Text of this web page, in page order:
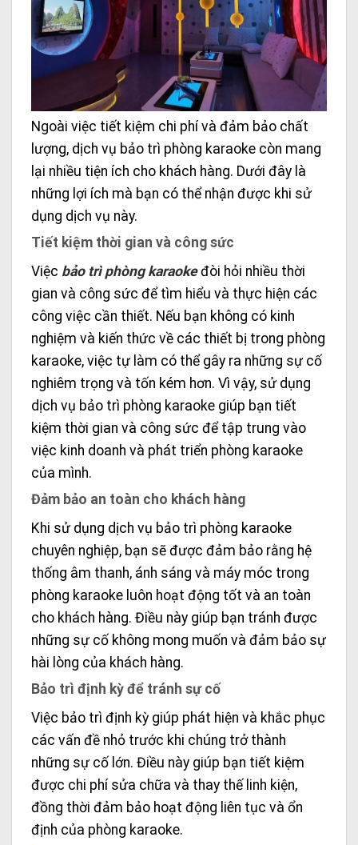
Ngoài việc tiết kiệm chi phí và đảm bảo chất
lượng, dịch vụ bảo trì phòng karaoke còn mang
lại nhiều tiện ích cho khách hàng. Dưới đây là
những lợi ích mà bạn có thể nhận được khi sử
dụng dịch vụ này.
Tiết kiệm thời gian và công sức
Việc bảo trì phòng karaokeđòi hỏi nhiều thời
gian và công sức để tìm hiểu và thực hiện các
công việc cần thiết. Nếu bạn không có kinh
nghiệm và kiến thức về các thiết bị trong phòng
karaoke, việc tự làm có thể gây ra những sự cố
nghiêm trọng và tốn kém hơn. Vì vậy, sử dụng
dịch vụ bảo trì phòng karaoke giúp bạn tiết
kiệm thời gian và công sức để tập trung vào
việc kinh doanh và phát triển phòng karaoke
của mình.
Đảm bảo an toàn cho khách hàng
Khi sử dụng dịch vụ bảo trì phòng karaoke
chuyên nghiệp, bạn sẽ được đảm bảo rằng hệ
thống âm thanh, ánh sáng và máy móc trong
phòng karaoke luôn hoạt động tốt và an toàn
cho khách hàng. Điều này giúp bạn tránh được
những sự cố không mong muốn và đảm bảo sự
hài lòng của khách hàng.
Bảo trì định kỳ để tránh sự cố
Việc bảo trì định kỳ giúp phát hiện và khắc phục
các vấn đề nhỏ trước khi chúng trở thành
những sự cố lớn. Điều này giúp bạn tiết kiệm
được chi phí sửa chữa và thay thế linh kiện,
đồng thời đảm bảo hoạt động liên tục và ổn
định của phòng karaoke.